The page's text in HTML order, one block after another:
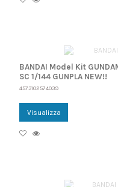
BANDAI Model Kit
SC 1/144 GUNPLA NEW!!
4573102574039
Visualizza